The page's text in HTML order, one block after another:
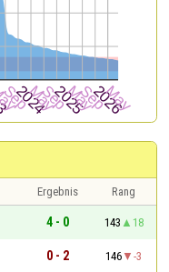
Ergebnis
Rang
4 - 0 143
18
0 - 2 146
-3